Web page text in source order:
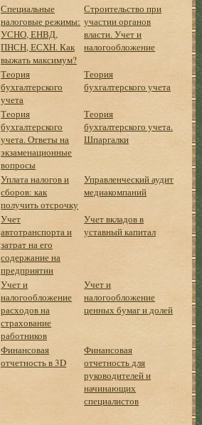
Специальные
налоговые режимы:
УСНО, ЕНВД,
ПНСН, ЕСХН. Как
выжать максимум?
Строительство при
участии органов
власти. Учет и
налогообложение
Теория
бухгалтерского
учета
Теория
бухгалтерского учета
Теория
бухгалтерского
учета. Ответы на
экзаменационные
вопросы
Теория
бухгалтерского учета.
Шпаргалки
Уплата налогов и
сборов: как
получить отсрочку
Управленческий аудит
медиакомпаний
Учет
автотранспорта и
затрат на его
содержание на
предприятии
Учет вкладов в
уставный капитал
Учет и
налогообложение
расходов на
страхование
работников
Учет и
налогообложение
ценных бумаг и долей
Финансовая
отчетность в 3D
Финансовая
отчетность для
руководителей и
начинающих
специалистов